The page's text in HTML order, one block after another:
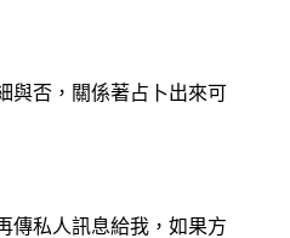
與否，關係著占卜出來可
傳私人訊息給我，如果方